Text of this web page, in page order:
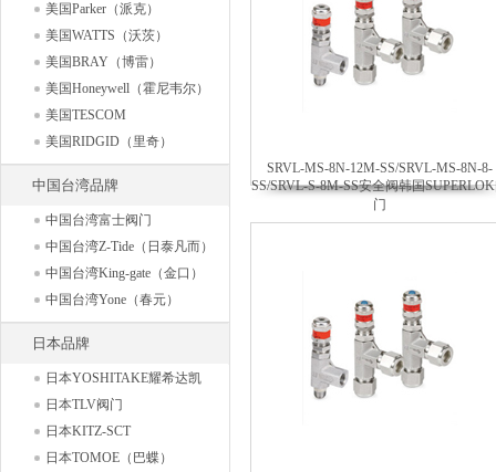
美国Parker（派克）
美国WATTS（沃茨）
美国BRAY（博雷）
美国Honeywell（霍尼韦尔）
美国TESCOM
美国RIDGID（里奇）
中国台湾品牌
中国台湾富士阀门
中国台湾Z-Tide（日泰凡而）
中国台湾King-gate（金口）
中国台湾Yone（春元）
日本品牌
日本YOSHITAKE耀希达凯
日本TLV阀门
日本KITZ-SCT
日本TOMOE（巴蝶）
SRVL-MS-8N-12M-SS/SRVL-MS-8N-8-
SS/SRVL-S-8M-SS安全阀韩国
门